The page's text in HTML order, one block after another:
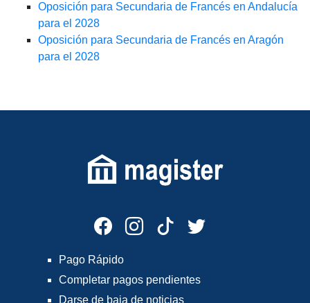
Oposición para Secundaria de Francés en Andalucía
para el 2028
Oposición para Secundaria de Francés en Aragón
para el 2028
Pago Rápido
Completar pagos pendientes
Darse de baja de noticias